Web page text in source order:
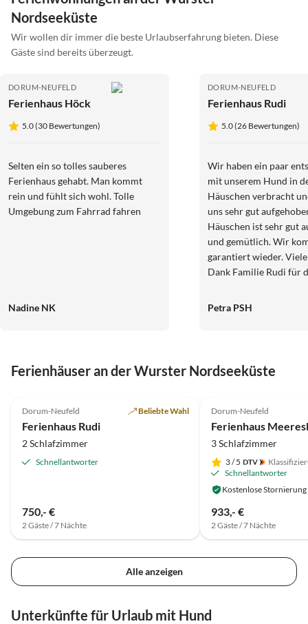
Nordseeküste
Wir wollen dir immer die beste Urlaubserfahrung bieten. Diese
Gäste sind bereits überzeugt.
DORUM-NEUFELD
Ferienhaus Höck
5.0 (30 Bewertungen)
Selten ein so tolles sauberes
Ferienhaus gehabt. Man kommt
rein und fühlt sich wohl. Tolle
Umgebung zum Fahrrad fahren
Nadine NK
DORUM-NEUFELD
Ferienhaus Rudi
5.0 (26 Bewertungen)
Wir haben ein paar
mit unserem Hund in
Häuschen verbracht
uns sehr gut
Häuschen ist sehr gut
und gemütlich. Wir
garantiert wieder. Vielen lieben
Dank Familie Rudi für
Petra PSH
Ferienhäuser an der Wurster Nordseeküste
Dorum-Neufeld Beliebte Wahl
Ferienhaus Rudi
2 Schlafzimmer
Schnellantworter
750,- €
2 Gäste / 7 Nächte
Dorum-Neufeld
Ferienhaus
3 Schlafzimmer
3/ 5
Schnellantworter
Kostenlose Stornierung
933,- €
2 Gäste / 7 Nächte
Alle anzeigen
Unterkünfte für Urlaub mit Hund